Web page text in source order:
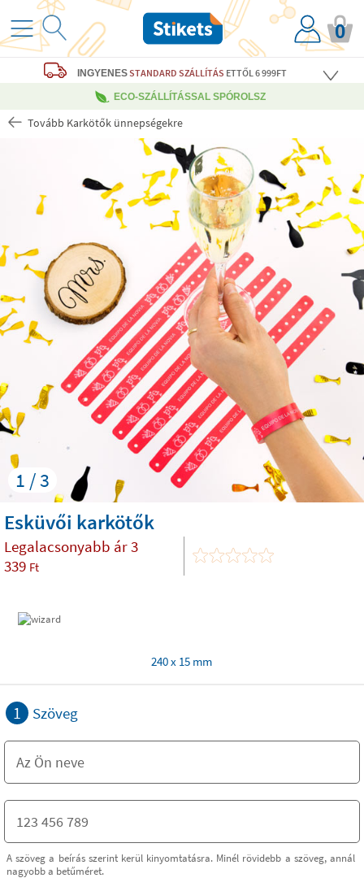
0
INGYENESSTANDARD SZÁLLÍTÁS ETTŐL 6 999FT
ECO-SZÁLLÍTÁSSAL SPÓROLSZ
Tovább Karkötők ünnepségekre
1 / 3
Esküvői karkötők
Legalacsonyabb ár3
339 Ft
240 x 15 mm
1 Szöveg
A szöveg a beírás szerint kerül kinyomtatásra. Minél rövidebb a szöveg, annál
nagyobb a betűméret.